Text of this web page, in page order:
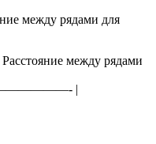
между рядами для
между рядами
|